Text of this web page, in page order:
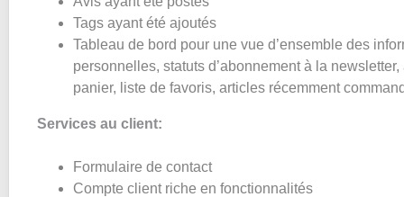
Tags ayant été ajoutés
Tableau de bord pour une vue d’ensemble des
personnelles, statuts d’abonnement à la
panier, liste de favoris, articles récemment
Services au client:
Formulaire de contact
Compte client riche en fonctionnalités